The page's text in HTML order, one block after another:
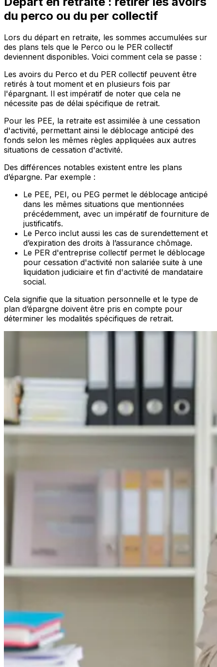
du perco ou du per collectif
Lors du départ en retraite, les sommes accumulées sur
des plans tels que le Perco ou le PER collectif
deviennent disponibles. Voici comment cela se passe :
Les avoirs du Perco et du PER collectif peuvent être
retirés à tout moment et en plusieurs fois par
l'épargnant. Il est impératif de noter que cela ne
nécessite pas de délai spécifique de retrait.
Pour les PEE, la retraite est assimilée à une cessation
d'activité, permettant ainsi le déblocage anticipé des
fonds selon les mêmes règles appliquées aux autres
situations de cessation d'activité.
Des différences notables existent entre les plans
d’épargne. Par exemple :
Le PEE, PEI, ou PEG permet le déblocage anticipé
dans les mêmes situations que mentionnées
précédemment, avec un impératif de fourniture de
justificatifs.
Le Perco inclut aussi les cas de surendettement et
d’expiration des droits à l’assurance chômage.
Le PER d'entreprise collectif permet le déblocage
pour cessation d'activité non salariée suite à une
liquidation judiciaire et fin d'activité de mandataire
social.
Cela signifie que la situation personnelle et le type de
plan d’épargne doivent être pris en compte pour
déterminer les modalités spécifiques de retrait.